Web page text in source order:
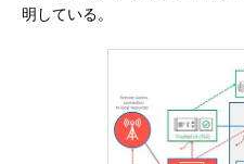
明している。